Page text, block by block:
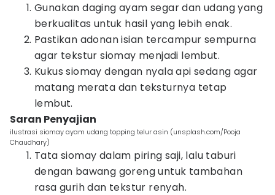
Gunakan daging ayam segar dan udang yang
berkualitas untuk hasil yang lebih enak.
Pastikan adonan isian tercampur sempurna
agar tekstur siomay menjadi lembut.
Kukus siomay dengan nyala api sedang agar
matang merata dan teksturnya tetap
lembut.
Saran Penyajian
ilustrasi siomay ayam udang topping telur asin (unsplash.com/Pooja
Chaudhary)
Tata siomay dalam piring saji, lalu taburi
dengan bawang goreng untuk tambahan
rasa gurih dan tekstur renyah.